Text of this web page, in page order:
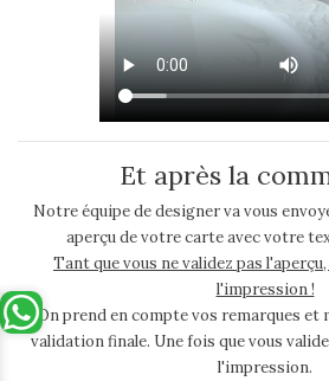
Et après la
Notre équipe de designer va vous
aperçu de votre carte avec votre
Tant que vous ne validez pas
l'impression !
On prend en compte vos remarques et
validation finale. Une fois que vous
l'impression.